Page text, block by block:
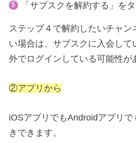
「サブスクを解約する」を
ステップ４で解約したいチャン
い場合は、サブスクに入会して
外でログインしている可能性が
②アプリから
iOSアプリでもAndroidアプリ
きできます。